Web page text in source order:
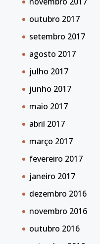
outubro 2017
setembro 2017
agosto 2017
julho 2017
junho 2017
maio 2017
abril 2017
março 2017
fevereiro 2017
janeiro 2017
dezembro 2016
novembro 2016
outubro 2016